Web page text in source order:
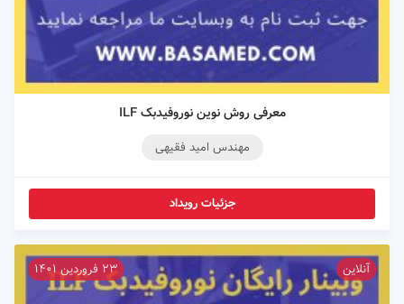
معرفی روش نوین نوروفیدبک ILF
مهندس امید فقیهی
جزئیات رویداد
۲۳ فروردین ۱۴۰۱ آنلاین